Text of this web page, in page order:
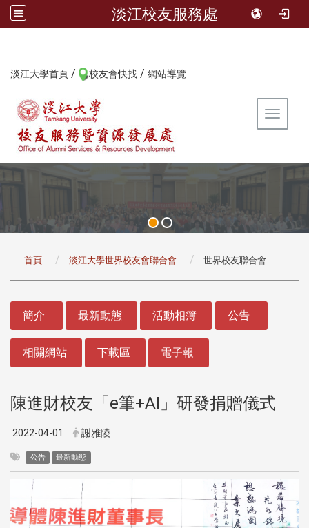
淡江校友服務處
淡江大學首頁 / 校友會快找 / 網站導覽
Toggle
首頁 淡江大學世界校友會聯合會 世界校友聯合會
簡介 最新動態 活動相簿 公告
相關網站 下載區 電子報
陳進財校友「e筆+AI」研發捐贈儀式
2022-04-01 謝雅陵
公告 最新動態